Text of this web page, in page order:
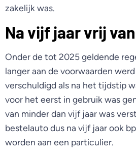
zakelijk was.
Na vijf jaar vrij
Onder de tot 2025 geldende
langer aan de voorwaarden
verschuldigd als na het tijdstip
voor het eerst in gebruik was
van minder dan vijf jaar was
bestelauto dus na vijf jaar ook
worden aan een particulier.